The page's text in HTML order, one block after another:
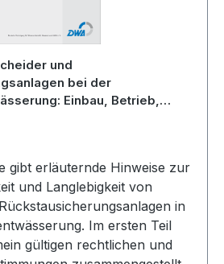
und
bei der
Einbau, Betrieb,
gibt erläuternde Hinweise zur
und Langlebigkeit von
in
Im ersten Teil
gültigen rechtlichen und